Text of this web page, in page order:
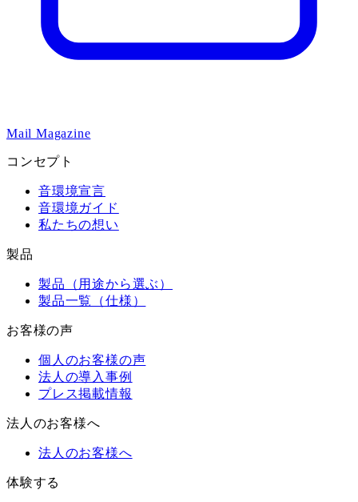
Mail Magazine
コンセプト
音環境宣言
音環境ガイド
私たちの想い
製品
製品（用途から選ぶ）
製品一覧（仕様）
お客様の声
個人のお客様の声
法人の導入事例
プレス掲載情報
法人のお客様へ
法人のお客様へ
体験する